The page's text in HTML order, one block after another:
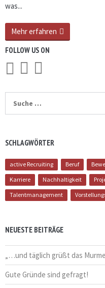
was...
Mehr erfahren
FOLLOW US ON
nach:
SCHLAGWÖRTER
active Recruiting Beruf
Karriere
Nachhaltigkeit
Talentmanagement
NEUESTE BEITRÄGE
„…und täglich grüßt das
Gute Gründe sind gefragt!